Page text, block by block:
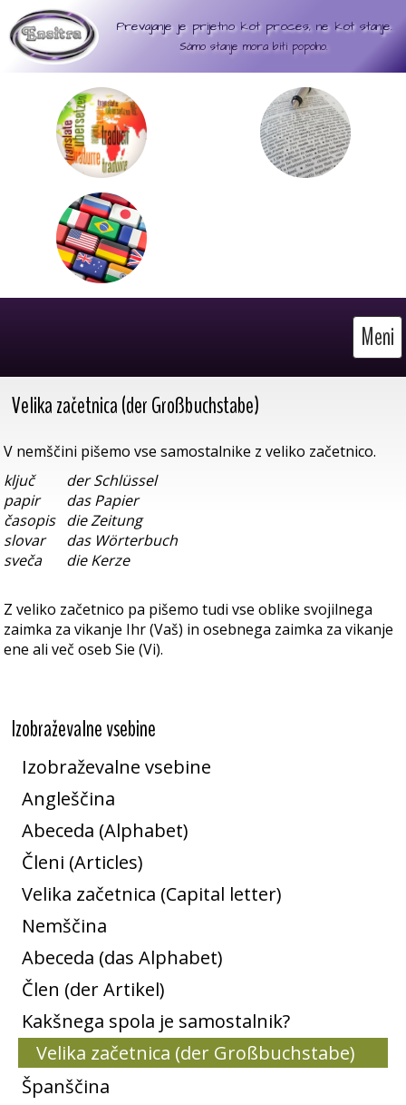
Prevajanje je prijetno kot proces, ne kot stanje.
Sámo stanje mora biti popolno.
Meni
Velika začetnica (der Großbuchstabe)
V nemščini pišemo vse samostalnike z veliko začetnico.
ključ
der Schlüssel
papir
das Papier
časopis die Zeitung
slovar
das Wörterbuch
sveča
die Kerze
Z veliko začetnico pa pišemo tudi vse oblike svojilnega
zaimka za vikanje Ihr (Vaš) in osebnega zaimka za vikanje
ene ali več oseb Sie (Vi).
Izobraževalne vsebine
Izobraževalne vsebine
Angleščina
Abeceda (Alphabet)
Členi (Articles)
Velika začetnica (Capital letter)
Nemščina
Abeceda (das Alphabet)
Člen (der Artikel)
Kakšnega spola je samostalnik?
Velika začetnica (der Großbuchstabe)
Španščina